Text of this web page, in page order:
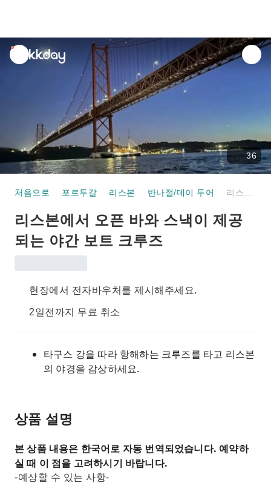
unread
notifications
36
처음으로 포르투갈 리스본 반나절/데이 투어
리스본에서 오픈 바와 스낵이 제공
되는 야간 보트 크루즈
현장에서 전자바우처를 제시해주세요.
2일전까지 무료 취소
타구스 강을 따라 항해하는 크루즈를 타고 리스본
의 야경을 감상하세요.
상품 설명
본 상품 내용은 한국어로 자동 번역되었습니다. 예약하
실 때 이 점을 고려하시기 바랍니다.
-예상할 수 있는 사항-